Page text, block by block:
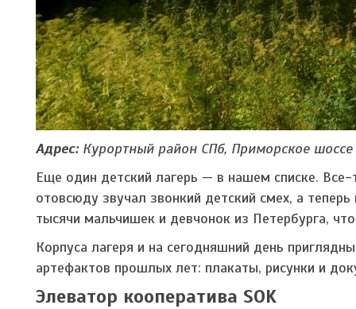
Адрес:Курортный район СПб, Приморское шоссе
Еще один детский лагерь — в нашем списке. Все-
отовсюду звучал звонкий детский смех, а
тысячи мальчишек и девчонок из Петербурга,
Корпуса лагеря и на сегодняшний день
артефактов прошлых лет: плакаты, рисунки и
Элеватор кооператива SOK